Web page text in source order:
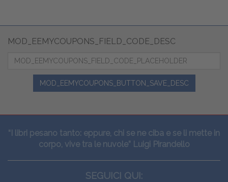
MOD_EEMYCOUPONS_FIELD_CODE_DESC
MOD_EEMYCOUPONS_BUTTON_SAVE_DESC
“I libri pesano tanto: eppure, chi se ne ciba e se li mette in
corpo, vive tra le nuvole” Luigi Pirandello
SEGUICI QUI: